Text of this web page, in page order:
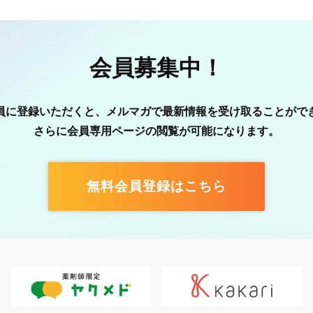
会員募集中！
に登録いただくと、メルマガで最新情報を受け取ることがで
さらに会員専用ページの閲覧が可能になります。
無料会員登録はこちら